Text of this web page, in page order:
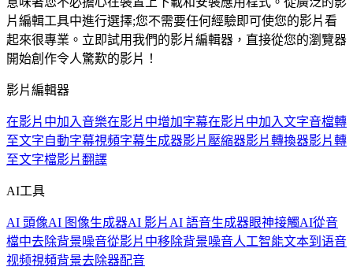
片編輯工具中進行選擇;您不需要任何經驗即可使您的影片看
起來很專業。立即試用我們的影片編輯器，直接從您的瀏覽器
開始創作令人驚歎的影片！
影片編輯器
在影片中加入音樂在影片中增加字幕在影片中加入文字音檔轉
至文字自動字幕視頻字幕生成器影片壓縮器影片轉換器影片轉
至文字檔影片翻譯
AI工具
AI 頭像AI 图像生成器AI 影片 AI 語音生成器眼神接觸AI從音
檔中去除背景噪音從影片中移除背景噪音人工智能文本到语音
视频視頻背景去除器配音